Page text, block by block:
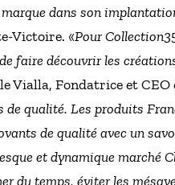
dans son
Victoire. «Pour
faire découvrir les
Vialla, Fondatrice et CEO
qualité. Les produits
de qualité avec un
et dynamique marché
du temps, éviter les